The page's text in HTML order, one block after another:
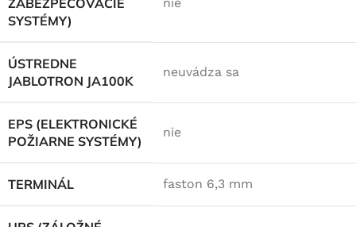
ZABEZPEČOVACIE
SYSTÉMY)
ÚSTREDNE
JABLOTRON JA100K
neuvádza sa
EPS (ELEKTRONICKÉ
POŽIARNE SYSTÉMY)
nie
TERMINÁL faston 6,3 mm